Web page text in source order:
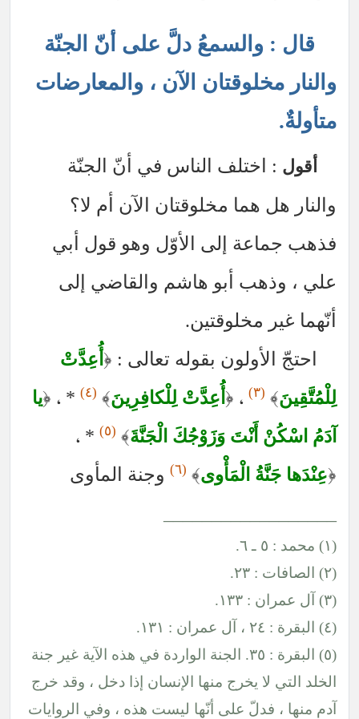
قال : والسمعُ دلَّ على أنّ الجنّة
والنار مخلوقتان الآن ، والمعارضات
متأولةٌ.
أقول : اختلف الناس في أنّ الجنّة
والنار هل هما مخلوقتان الآن أم لا؟
فذهب جماعة إلى الأوّل وهو قول أبي
علي ، وذهب أبو هاشم والقاضي إلى
أنّهما غير مخلوقتين.
احتجّ الأولون بقوله تعالى : ﴿ أُعِدَّتْ
لِلْمُتَّقِينَ﴾ (٣) ، ﴿ أُعِدَّتْ لِلْكافِرِينَ﴾ (٤) * ، ﴿يا
آدَمُ اسْكُنْ أَنْتَ وَزَوْجُكَ الْجَنَّةَ﴾ (٥)
* ،
﴿عِنْدَها جَنَّةُ الْمَأْوى﴾ (٦)
وجنة المأوى
(١) محمد : ٥ ـ ٦.
(٢) الصافات : ٢٣.
(٣) آل عمران : ١٣٣.
(٤) البقرة : ٢٤ ، آل عمران : ١٣١.
(٥) البقرة : ٣٥. الجنة الواردة في هذه الآية غير جنة
الخلد التي لا يخرج منها الإنسان إذا دخل ، وقد خرج
آدم منها ، فدلّ على أنّها ليست هذه ، وفي الروايات